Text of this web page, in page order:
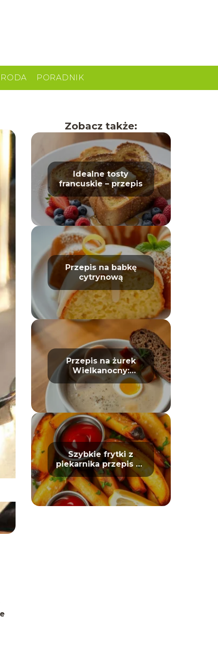
PORADNIK
Zobacz także:
Idealne tosty
francuskie – przepis
Przepis na babkę
cytrynową
Przepis na żurek
Wielkanocny:
tradycyjny i prosty
Szybkie frytki z
piekarnika przepis na
chrupiące ziemniaki